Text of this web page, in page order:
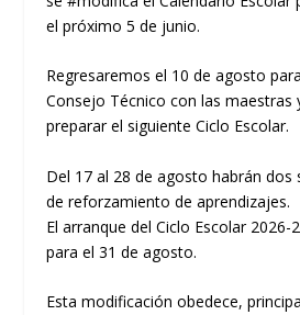
el próximo 5 de junio.
Regresaremos el 10 de agosto
Consejo Técnico con las maestras
preparar el siguiente Ciclo Escolar.
Del 17 al 28 de agosto habrán dos
de reforzamiento de aprendizajes.
El arranque del Ciclo Escolar
para el 31 de agosto.
Esta modificación obedece,